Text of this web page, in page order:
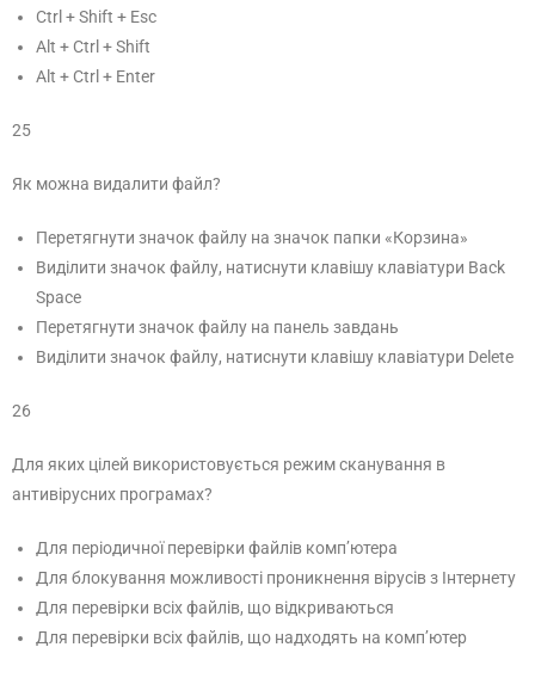
Ctrl + Shift + Esc
Alt + Ctrl + Shift
Alt + Ctrl + Enter
25
Як можна видалити файл?
Перетягнути значок файлу на значок папки «Корзина»
Виділити значок файлу, натиснути клавішу клавіатури Back
Space
Перетягнути значок файлу на панель завдань
Виділити значок файлу, натиснути клавішу клавіатури Delete
26
Для яких цілей використовується режим сканування в
антивірусних програмах?
Для періодичної перевірки файлів комп’ютера
Для блокування можливості проникнення вірусів з Інтернету
Для перевірки всіх файлів, що відкриваються
Для перевірки всіх файлів, що надходять на комп’ютер